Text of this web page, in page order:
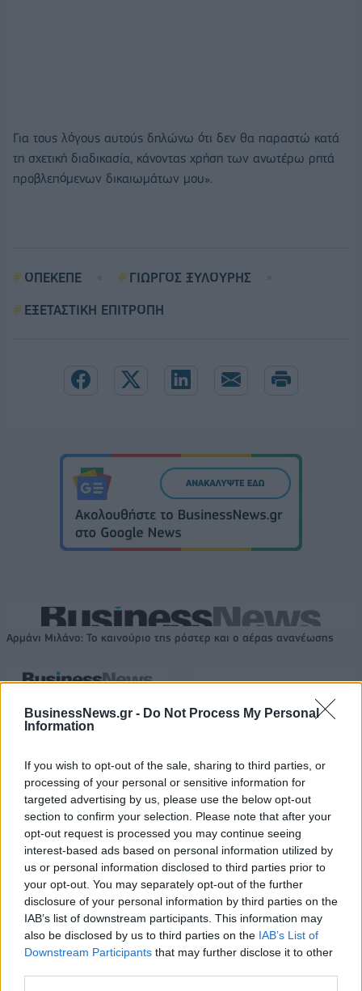
BusinessNews.gr - Do Not Process My Personal
Information
If you wish to opt-out of the sale, sharing to third parties, or
processing of your personal or sensitive information for
targeted advertising by us, please use the below opt-out
section to confirm your selection. Please note that after your
opt-out request is processed you may continue seeing
interest-based ads based on personal information utilized by
us or personal information disclosed to third parties prior to
your opt-out. You may separately opt-out of the further
disclosure of your personal information by third parties on the
IAB’s list of downstream participants. This information may
also be disclosed by us to third parties on the IAB’s List of
Downstream Participants that may further disclose it to other
Για τους λόγους αυτούς δηλώνω ότι δεν θα παραστώ κατά
τη σχετική διαδικασία, κάνοντας χρήση των ανωτέρω ρητά
προβλεπόμενων δικαιωμάτων μου».
ΟΠΕΚΕΠΕ
ΓΙΩΡΓΟΣ ΞΥΛΟΥΡΗΣ
ΕΞΕΤΑΣΤΙΚΗ ΕΠΙΤΡΟΠΗ
Αρμάνι Μιλάνο: Το καινούριο της ρόστερ και ο αέρας ανανέωσης
μετά τη νίκη επί της Δανίας και
πριν από τον ημιτελικό με τη
Όμιλος ΔΕΗ: Νέα συμφωνία για
Ουγγαρία
Fourlis: Συμφωνία για την πώληση συμμετοχής στο Sofia South Ring
Mall έναντι 49,35 εκατ. ευρώ
Χρηματιστήριο Αθηνών:
Εβδομαδιαία άνοδος 1,76%,
κέρδη 23,31% από τις αρχές
ΣΚΑΪ: Ολοκληρώθηκε η θητεία
του Γρηγόρη Δημητριάδη - Ο
Γιάννης Αλαφούζος επιστρέφει
στη θέση του CEO